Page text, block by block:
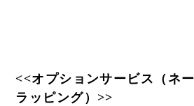
<<オプションサービス（ネ
ラッピング）>>